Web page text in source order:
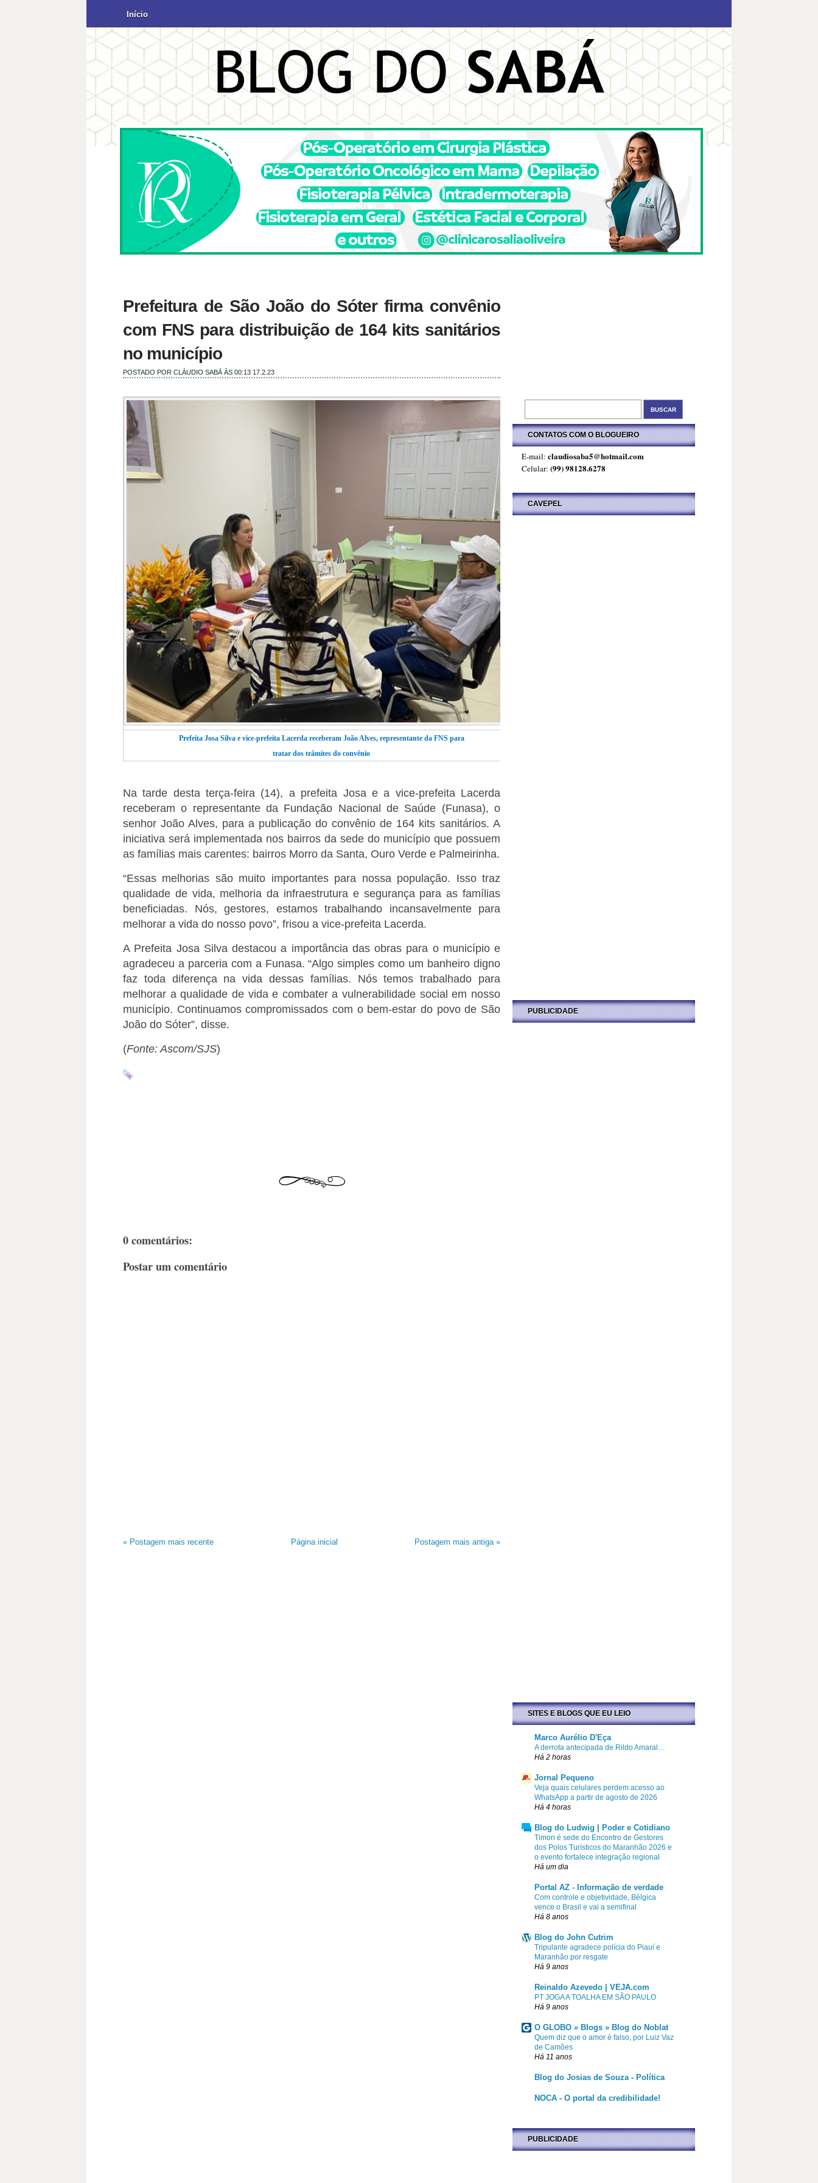
Início
Prefeitura de São João do Sóter firma convênio
com FNS para distribuição de 164 kits sanitários
no município
POSTADO POR CLÁUDIO SABÁ ÀS 00:13 17.2.23
Prefeita Josa Silva e vice-prefeita Lacerda receberam João Alves, representante da FNS para
tratar dos trâmites do convênio
Na tarde desta terça-feira (14), a prefeita Josa e a vice-prefeita Lacerda
receberam o representante da Fundação Nacional de Saúde (Funasa), o
senhor João Alves, para a publicação do convênio de 164 kits sanitários. A
iniciativa será implementada nos bairros da sede do município que possuem
as famílias mais carentes: bairros Morro da Santa, Ouro Verde e Palmeirinha.
“Essas melhorias são muito importantes para nossa população. Isso traz
qualidade de vida, melhoria da infraestrutura e segurança para as famílias
beneficiadas. Nós, gestores, estamos trabalhando incansavelmente para
melhorar a vida do nosso povo”, frisou a vice-prefeita Lacerda.
A Prefeita Josa Silva destacou a importância das obras para o município e
agradeceu a parceria com a Funasa. “Algo simples como um banheiro digno
faz toda diferença na vida dessas famílias. Nós temos trabalhado para
melhorar a qualidade de vida e combater a vulnerabilidade social em nosso
município. Continuamos compromissados com o bem-estar do povo de São
João do Sóter”, disse.
(Fonte: Ascom/SJS)
0 comentários:
Postar um comentário
« Postagem mais recente Postagem mais antiga »
Página inicial
CONTATOS COM O BLOGUEIRO
E-mail: claudiosaba5@hotmail.com
Celular: (99) 98128.6278
CAVEPEL
PUBLICIDADE
SITES E BLOGS QUE EU LEIO
Marco Aurélio D'Eça
A derrota antecipada de Rildo Amaral…
Há 2 horas
Jornal Pequeno
Veja quais celulares perdem acesso ao
WhatsApp a partir de agosto de 2026
Há 4 horas
Blog do Ludwig | Poder e Cotidiano
Timon é sede do Encontro de Gestores
dos Polos Turísticos do Maranhão 2026 e
o evento fortalece integração regional
Há um dia
Portal AZ - Informação de verdade
Com controle e objetividade, Bélgica
vence o Brasil e vai a semifinal
Há 8 anos
Blog do John Cutrim
Tripulante agradece polícia do Piauí e
Maranhão por resgate
Há 9 anos
Reinaldo Azevedo | VEJA.com
PT JOGA A TOALHA EM SÃO PAULO
Há 9 anos
O GLOBO » Blogs » Blog do Noblat
Quem diz que o amor é falso, por Luiz Vaz
de Camões
Há 11 anos
Blog do Josias de Souza - Política
NOCA - O portal da credibilidade!
PUBLICIDADE